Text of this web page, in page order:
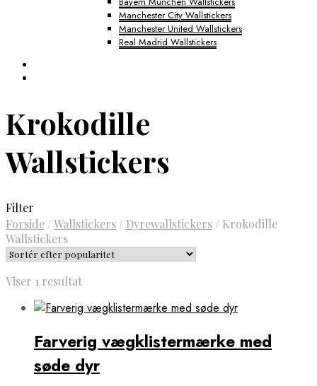
Manchester City Wallstickers
Manchester United Wallstickers
Real Madrid Wallstickers
Krokodille
Wallstickers
Filter
Forside /Wallstickers / Dyrewallstickers / Krokodille
Wallstickers
Viser 1 resultat
Farverig vægklistermærke med
søde dyr